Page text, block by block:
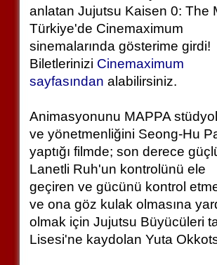
anlatan Jujutsu Kaisen 0: The
Türkiye'de Cinemaximum
sinemalarında gösterime girdi!
Biletlerinizi Cinemaximum
sayfasından alabilirsiniz.
Animasyonunu MAPPA
ve yönetmenliğini Seong-Hu
yaptığı filmde; son derece
Lanetli Ruh'un kontrolünü ele
geçiren ve gücünü kontrol
ve ona göz kulak olmasına
olmak için Jujutsu Büyücüleri
Lisesi'ne kaydolan Yuta